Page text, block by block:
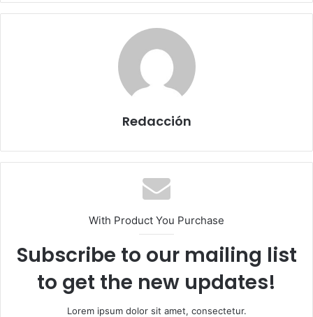
Redacción
With Product You Purchase
Subscribe to our mailing list
to get the new updates!
Lorem ipsum dolor sit amet, consectetur.